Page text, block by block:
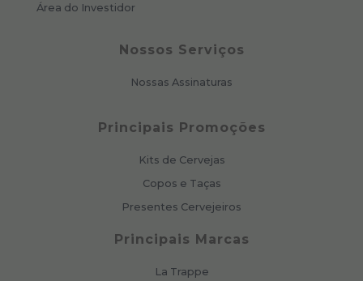
Área do Investidor
Nossos Serviços
Nossas Assinaturas
Principais Promoções
Kits de Cervejas
Copos e Taças
Presentes Cervejeiros
Principais Marcas
La Trappe